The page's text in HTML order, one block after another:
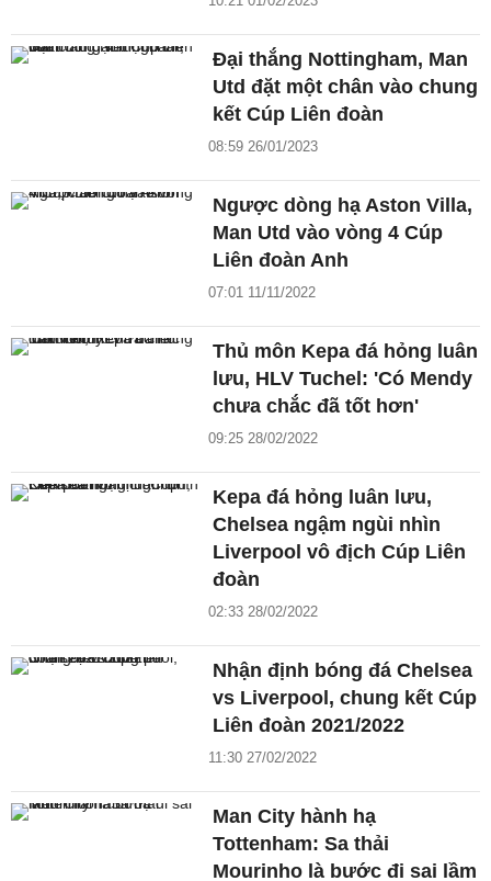
Đại thắng Nottingham, Man
Utd đặt một chân vào chung
kết Cúp Liên đoàn
08:59 26/01/2023
Ngược dòng hạ Aston Villa,
Man Utd vào vòng 4 Cúp
Liên đoàn Anh
07:01 11/11/2022
Thủ môn Kepa đá hỏng luân
lưu, HLV Tuchel: 'Có Mendy
chưa chắc đã tốt hơn'
09:25 28/02/2022
Kepa đá hỏng luân lưu,
Chelsea ngậm ngùi nhìn
Liverpool vô địch Cúp Liên
đoàn
02:33 28/02/2022
Nhận định bóng đá Chelsea
vs Liverpool, chung kết Cúp
Liên đoàn 2021/2022
11:30 27/02/2022
Man City hành hạ
Tottenham: Sa thải
Mourinho là bước đi sai lầm